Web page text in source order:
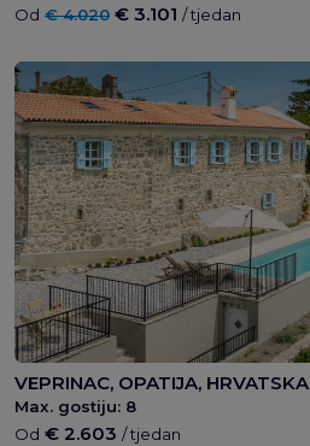
Od € 4.020 € 3.101 / tjedan
VEPRINAC, OPATIJA, HRVATSKA
Max. gostiju: 8
Od € 2.603 / tjedan